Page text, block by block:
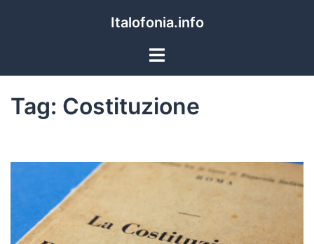
Italofonia.info
Tag: Costituzione